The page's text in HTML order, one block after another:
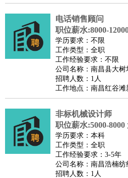
电话销售顾问
职位薪水:8000-
学历要求：不限
工作类型：全职
工作经验要求：不限
公司名称：南昌县大树
招聘人数：1人
工作地点：南昌红谷滩
非标机械设计师
职位薪水:5000-8000
学历要求：本科
工作类型：全职
工作经验要求：3-5年
公司名称：南昌浩楠纺
招聘人数：1人